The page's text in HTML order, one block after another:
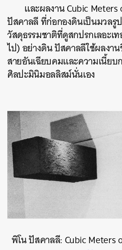
และผลงาน Cubic Meters
ปัสคาลลี ที่ก่อกองดินเป็นมวลรู
วัสดุธรรมชาติที่ดูสกปรกเลอะเ
ไป) อย่างดิน ปัสคาลลีใช้ผลงา
สายอันเฉียบคมและความเนี้ยบ
ศิลปะมินิมอลลิสม์นั่นเอง
พิโน ปัสคาลลี: Cubic Meters